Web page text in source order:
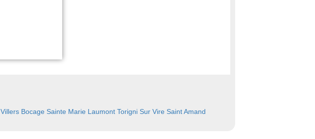
Villers Bocage Sainte Marie Laumont Torigni Sur Vire Saint Amand